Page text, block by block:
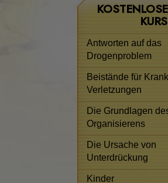
Antworten auf das
Drogenproblem
Beistände für
Verletzungen
Die Grundlagen
Organisierens
Die Ursache von
Unterdrückung
Kinder